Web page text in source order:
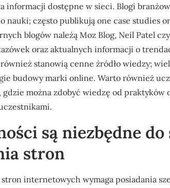
informacji dostępne w sieci. Blogi
nauki; często publikują one case studies
blogów należą Moz Blog, Neil Patel
oraz aktualnych informacji o
stanowią cenne źródło wiedzy;
budowy marki online. Warto również
można zdobyć wiedzę od praktyków
są niezbędne
stron
internetowych wymaga posiadania